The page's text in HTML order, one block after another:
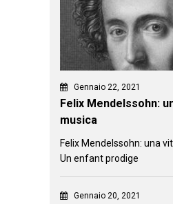
Gennaio 22, 2021
Felix Mendelssohn:
musica
Felix Mendelssohn: una
Un enfant prodige
Gennaio 20, 2021